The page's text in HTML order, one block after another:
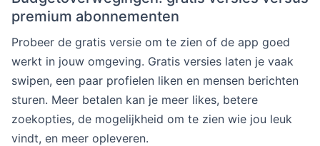
premium abonnementen
Probeer de gratis versie om te zien of de app goed
werkt in jouw omgeving. Gratis versies laten je vaak
swipen, een paar profielen liken en mensen berichten
sturen. Meer betalen kan je meer likes, betere
zoekopties, de mogelijkheid om te zien wie jou leuk
vindt, en meer opleveren.